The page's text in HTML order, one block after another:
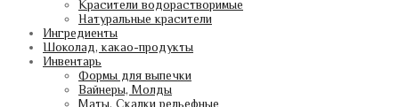
Красители водорастворимые
Натуральные красители
Ингредиенты
Шоколад, какао-продукты
Инвентарь
Формы для выпечки
Вайнеры, Молды
Маты, Скалки рельефные